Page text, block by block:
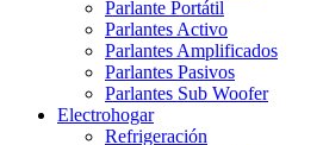
Parlante Portátil
Parlantes Activo
Parlantes Amplificados
Parlantes Pasivos
Parlantes Sub Woofer
Electrohogar
Refrigeración